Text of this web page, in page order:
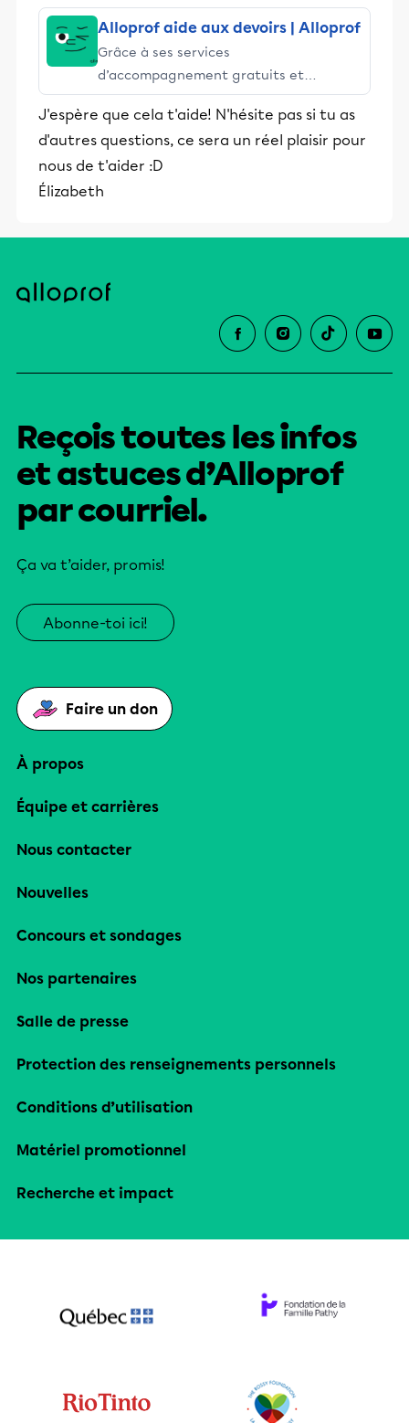
Alloprof aide aux devoirs | Alloprof
Grâce à ses services
d’accompagnement gratuits et
stimulants, Alloprof engage les élèves
et leurs parents dans la réussite
éducative.
J'espère que cela t'aide! N'hésite pas si tu as
d'autres questions, ce sera un réel plaisir pour
nous de t'aider :D
Élizabeth
Reçois toutes les infos
et astuces d’Alloprof
par courriel.
Ça va t’aider, promis!
Abonne-toi ici!
Faire un don
À propos
Équipe et carrières
Nous contacter
Nouvelles
Concours et sondages
Nos partenaires
Salle de presse
Protection des renseignements personnels
Conditions d’utilisation
Matériel promotionnel
Recherche et impact